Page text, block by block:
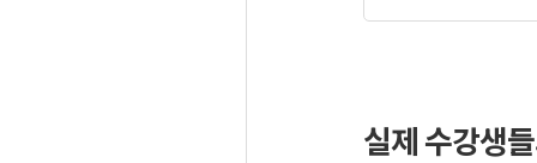
실제 수강생